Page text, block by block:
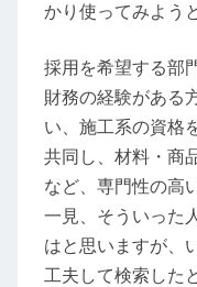
かり使ってみよう
採用を希望する部
財務の経験がある
い、施工系の資格
共同し、材料・商
など、専門性の高
一見、そういった
はと思いますが、
工夫して検索した